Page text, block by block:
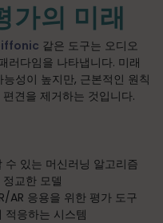
가의 미래
같은 도구는 오디오
러다임을 나타냅니다. 미래
성이 높지만, 근본적인 원칙
견을 제거하는 것입니다.
수 있는 머신러닝 알고리즘
교한 모델
AR 응용을 위한 평가 도구
적응하는 시스템